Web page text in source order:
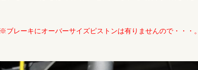
※ブレーキにオーバーサイズピストンは有りませんので・・・。